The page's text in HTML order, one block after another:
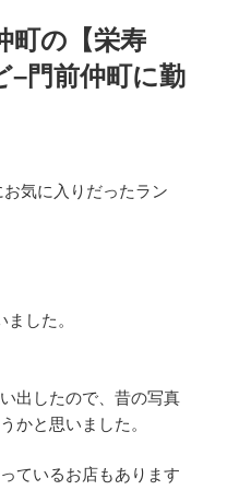
町の【栄寿
–門前仲町に勤
気に入りだったラン
した。
出したので、昔の写真
かと思いました。
ているお店もあります